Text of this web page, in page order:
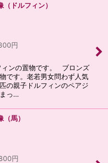
ドルフィン）
円
ィンの置物です。 ブロンズ
です。老若男女問わず人気
の親子ドルフィンのペアジ
っ…
馬）
円